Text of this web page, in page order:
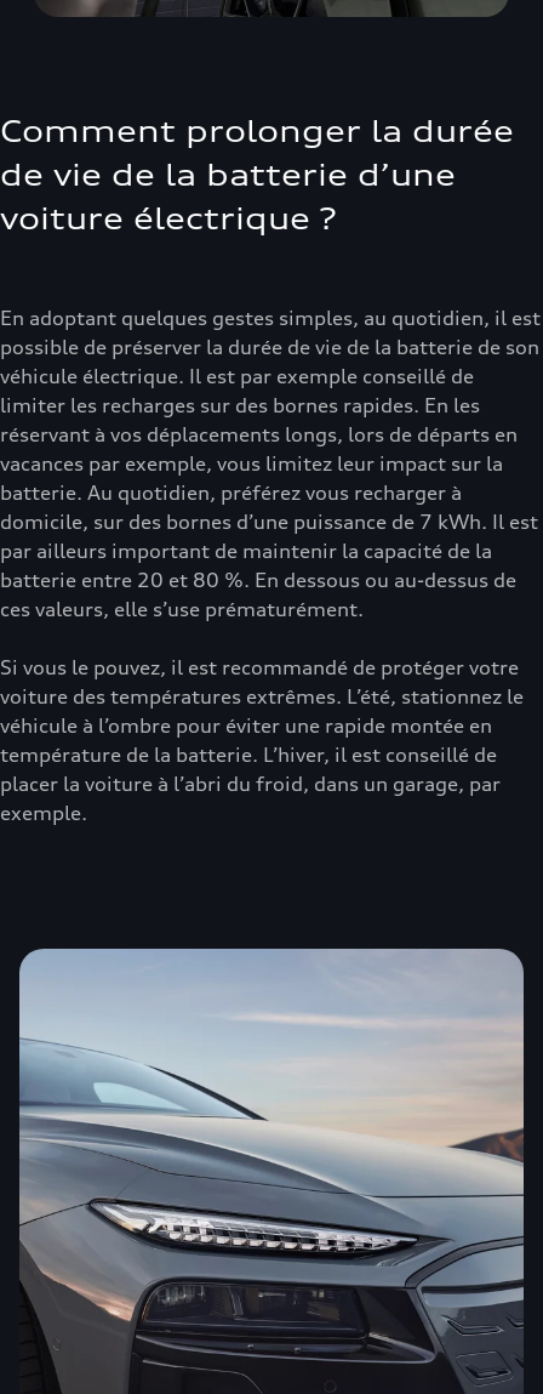
Comment prolonger la durée
de vie de la batterie d’une
voiture électrique ?
En adoptant quelques gestes simples, au quotidien, il est
possible de préserver la durée de vie de la batterie de son
véhicule électrique. Il est par exemple conseillé de
limiter les recharges sur des bornes rapides. En les
réservant à vos déplacements longs, lors de départs en
vacances par exemple, vous limitez leur impact sur la
batterie. Au quotidien, préférez vous recharger à
domicile, sur des bornes d’une puissance de 7 kWh. Il est
par ailleurs important de maintenir la capacité de la
batterie entre 20 et 80 %. En dessous ou au-dessus de
ces valeurs, elle s’use prématurément.
Si vous le pouvez, il est recommandé de protéger votre
voiture des températures extrêmes. L’été, stationnez le
véhicule à l’ombre pour éviter une rapide montée en
température de la batterie. L’hiver, il est conseillé de
placer la voiture à l’abri du froid, dans un garage, par
exemple.